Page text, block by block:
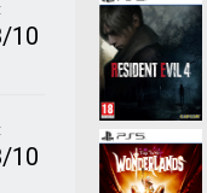
10
10